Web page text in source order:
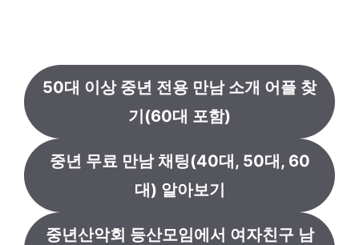
50대 이상 중년 전용 만남 소개 어플 찾
기(60대 포함)
중년 무료 만남 채팅(40대, 50대, 60
대) 알아보기
중년산악회 등산모임에서 여자친구 남